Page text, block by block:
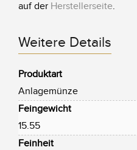
auf der Herstellerseite.
Weitere Details
Produktart
Anlagemünze
Feingewicht
15.55
Feinheit